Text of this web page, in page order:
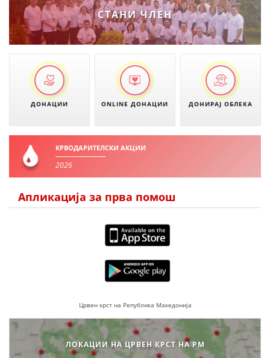
СТАНИ ЧЛЕН
ДОНАЦИИ ONLINE ДОНАЦИИ ДОНИРАЈ ОБЛЕКА
КРВОДАРИТЕЛСКИ АКЦИИ
2026
Апликација за прва помош
Црвен крст на Република Македонија
ЛОКАЦИИ НА ЦРВЕН КРСТ НА РМ